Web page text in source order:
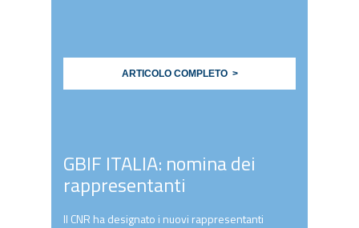
ARTICOLO COMPLETO >
GBIF ITALIA: nomina dei
rappresentanti
Il CNR ha designato i nuovi rappresentanti